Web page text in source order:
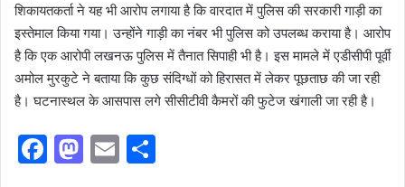
शिकायतकर्ता ने यह भी आरोप लगाया है कि वारदात में पुलिस की सरकारी गाड़ी का
इस्तेमाल किया गया। उन्होंने गाड़ी का नंबर भी पुलिस को उपलब्ध कराया है। आरोप
है कि एक आरोपी लखनऊ पुलिस में तैनात सिपाही भी है। इस मामले में एडीसीपी पूर्वी
अमोल मुरकुटे ने बताया कि कुछ संदिग्धों को हिरासत में लेकर पूछताछ की जा रही
है। घटनास्थल के आसपास लगे सीसीटीवी कैमरों की फुटेज खंगाली जा रही है।
F
M E